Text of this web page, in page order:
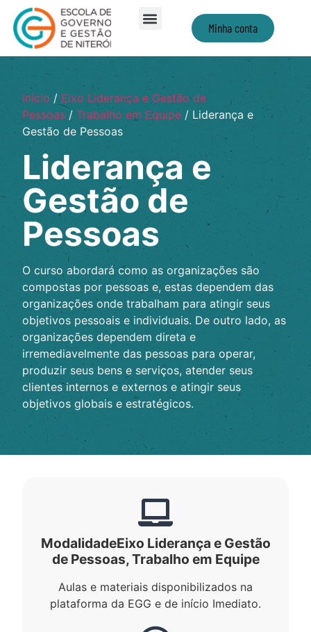
Minha conta
Início/Eixo Liderança e Gestão de
Pessoas / Trabalho em Equipe / Liderança e
Gestão de Pessoas
Liderança e
Gestão de
Pessoas
O curso abordará como as organizações são
compostas por pessoas e, estas dependem das
organizações onde trabalham para atingir seus
objetivos pessoais e individuais. De outro lado, as
organizações dependem direta e
irremediavelmente das pessoas para operar,
produzir seus bens e serviços, atender seus
clientes internos e externos e atingir seus
objetivos globais e estratégicos.
ModalidadeEixo Liderança e Gestão
de Pessoas,Trabalho em Equipe
Aulas e materiais disponibilizados na
plataforma da EGG e de início Imediato.